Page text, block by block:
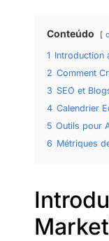
Conteúdo
1 Introduction
2 Comment
3 SEO et
4 Calendrier
5 Outils pour
6 Métriques